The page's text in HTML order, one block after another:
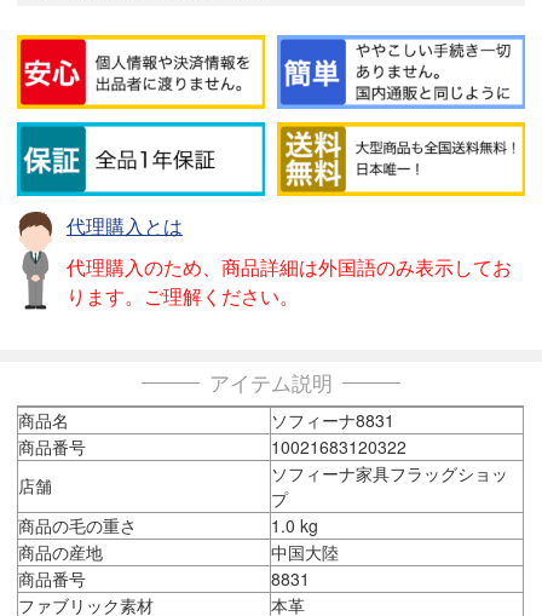
代理購入とは
代理購入のため、商品詳細は外国語のみ表示してお
ります。ご理解ください。
アイテム説明
商品名
ソフィーナ8831
商品番号
10021683120322
店舗
ソフィーナ家具フラッグショッ
プ
商品の毛の重さ
1.0 kg
商品の産地
中国大陸
商品番号
8831
ファブリック素材
本革